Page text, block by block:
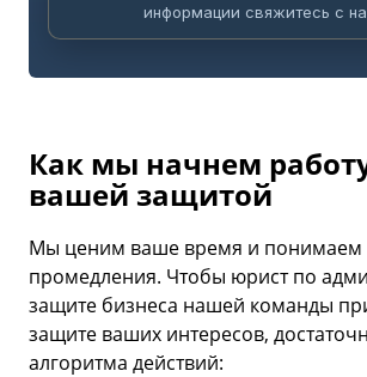
информации свяжитесь с
Как мы начнем
вашей защитой
Мы ценим ваше время и понимаем
промедления. Чтобы юрист по
защите бизнеса нашей команды
защите ваших интересов,
алгоритма действий: